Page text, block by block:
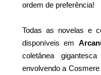
ordem de preferência!
Todas as novelas e
disponíveis em
coletânea
envolvendo a